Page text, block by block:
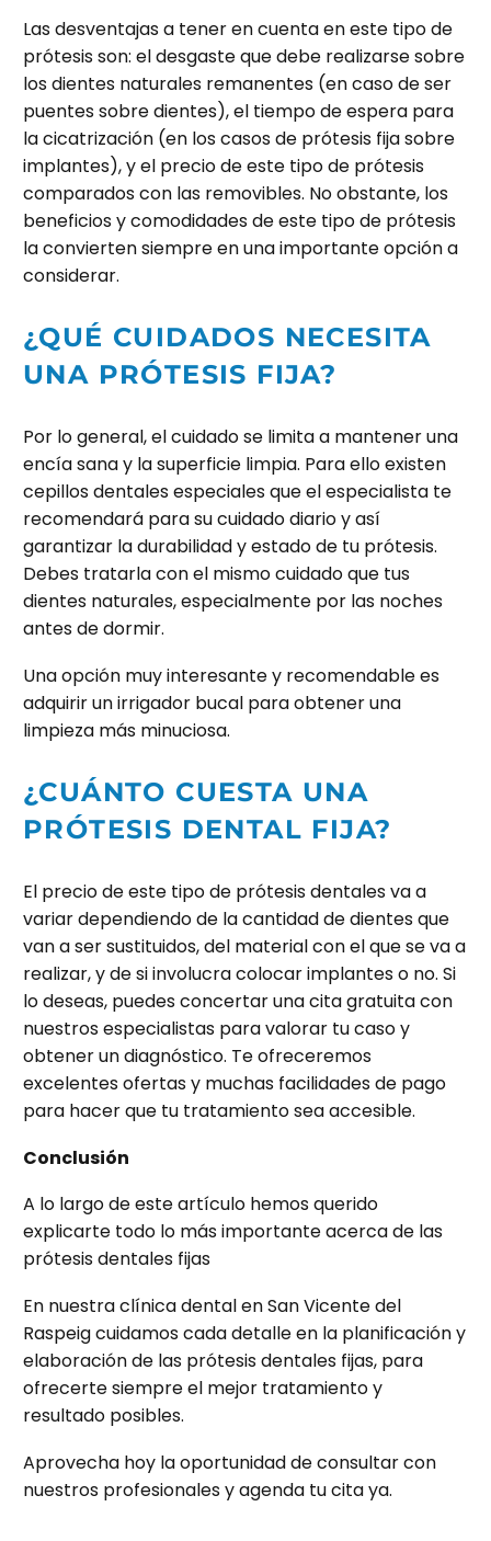
Las desventajas a tener en cuenta en este tipo de
prótesis son: el desgaste que debe realizarse sobre
los dientes naturales remanentes (en caso de ser
puentes sobre dientes), el tiempo de espera para
la cicatrización (en los casos de prótesis fija sobre
implantes), y el precio de este tipo de prótesis
comparados con las removibles. No obstante, los
beneficios y comodidades de este tipo de prótesis
la convierten siempre en una importante opción a
considerar.
¿QUÉ CUIDADOS NECESITA
UNA PRÓTESIS FIJA?
Por lo general, el cuidado se limita a mantener una
encía sana y la superficie limpia. Para ello existen
cepillos dentales especiales que el especialista te
recomendará para su cuidado diario y así
garantizar la durabilidad y estado de tu prótesis.
Debes tratarla con el mismo cuidado que tus
dientes naturales, especialmente por las noches
antes de dormir.
Una opción muy interesante y recomendable es
adquirir un irrigador bucal para obtener una
limpieza más minuciosa.
¿CUÁNTO CUESTA UNA
PRÓTESIS DENTAL FIJA?
El precio de este tipo de prótesis dentales va a
variar dependiendo de la cantidad de dientes que
van a ser sustituidos, del material con el que se va a
realizar, y de si involucra colocar implantes o no. Si
lo deseas, puedes concertar una cita gratuita con
nuestros especialistas para valorar tu caso y
obtener un diagnóstico. Te ofreceremos
excelentes ofertas y muchas facilidades de pago
para hacer que tu tratamiento sea accesible.
Conclusión
A lo largo de este artículo hemos querido
explicarte todo lo más importante acerca de las
prótesis dentales fijas
En nuestra clínica dental en San Vicente del
Raspeig cuidamos cada detalle en la planificación y
elaboración de las prótesis dentales fijas, para
ofrecerte siempre el mejor tratamiento y
resultado posibles.
Aprovecha hoy la oportunidad de consultar con
nuestros profesionales y agenda tu cita ya.